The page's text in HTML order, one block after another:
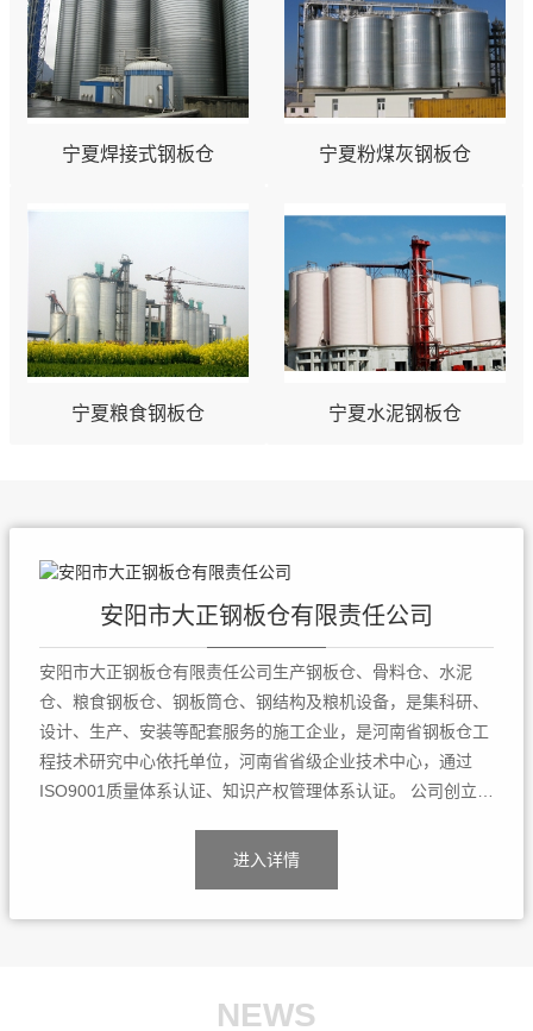
宁夏焊接式钢板仓 宁夏粉煤灰钢板仓
宁夏粮食钢板仓 宁夏水泥钢板仓
安阳市大正钢板仓有限责任公司
安阳市大正钢板仓有限责任公司生产钢板仓、骨料仓、水泥
仓、粮食钢板仓、钢板筒仓、钢结构及粮机设备，是集科研、
设计、生产、安装等配套服务的施工企业，是河南省钢板仓工
程技术研究中心依托单位，河南省省级企业技术中心，通过
ISO9001质量体系认证、知识产权管理体系认证。 公司创立于
料、化工、轻工、电力、港口等领域的钢板仓8000余座，并独
进入详情
NEWS